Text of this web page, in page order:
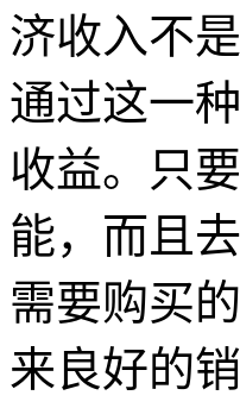
济收入不
通过这一
收益。只
能，而且
需要购买
来良好的